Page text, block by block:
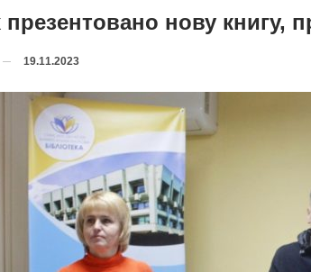
нову книгу,
19.11.2023